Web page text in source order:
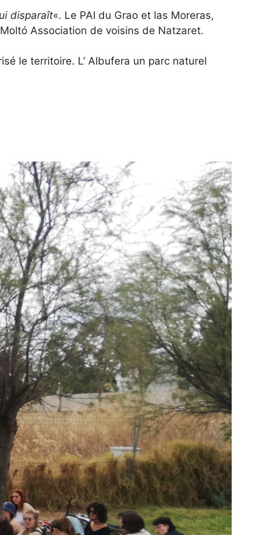
disparaît«. Le PAI du Grao et las Moreras,
Association de voisins de Natzaret.
le territoire. L’ Albufera un parc naturel